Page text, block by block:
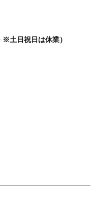
土日祝日は休業）